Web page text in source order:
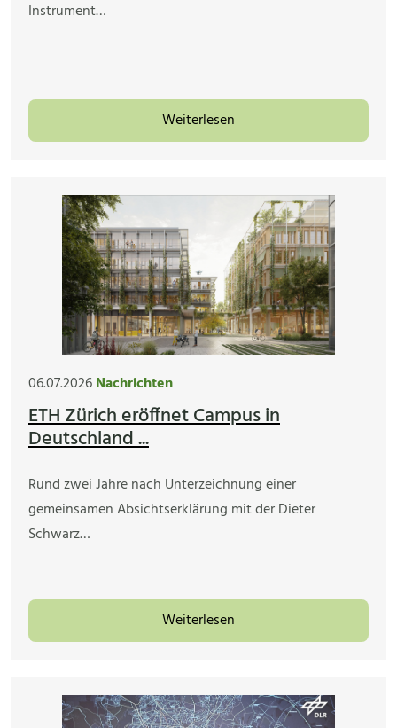
Instrument…
Weiterlesen
06.07.2026Nachrichten
ETH Zürich eröffnet Campus in
Deutschland ...
Rund zwei Jahre nach Unterzeichnung einer
gemeinsamen Absichtserklärung mit der Dieter
Schwarz…
Weiterlesen